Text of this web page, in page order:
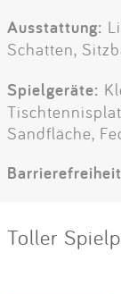
Ausstattung:
Schatten,
Spielgeräte:
Sandfläche,
Toller